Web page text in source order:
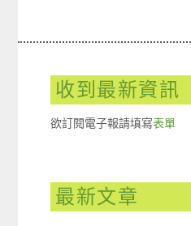
收到最新資訊
欲訂閱電子報請填寫表單
最新文章